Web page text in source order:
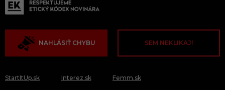
NAHLÁSIŤ CHYBU SEM NEKLIKAJ!
StartItUp.sk Interez.sk Femm.sk